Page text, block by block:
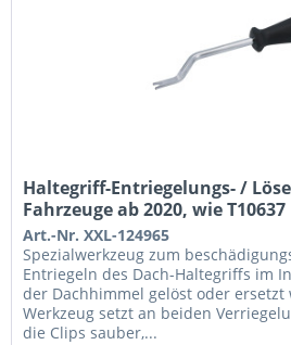
Haltegriff-Entriegelungs- /
Fahrzeuge ab 2020, wie T10637
Art.-Nr. XXL-124965
Spezialwerkzeug zum
Entriegeln des Dach-Haltegriffs im
der Dachhimmel gelöst oder ersetzt
Werkzeug setzt an beiden
die Clips sauber,...